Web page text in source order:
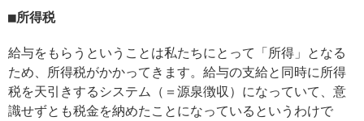
所得税
給与をもらうということは私たちにとって「所得」となる
ため、所得税がかかってきます。給与の支給と同時に所得
税を天引きするシステム（＝源泉徴収）になっていて、意
識せずとも税金を納めたことになっているというわけで